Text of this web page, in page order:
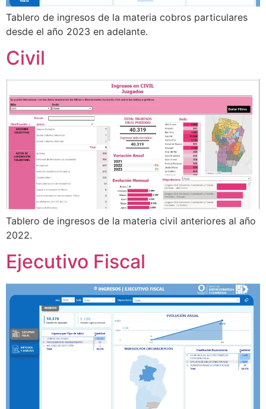
Tablero de ingresos de la materia cobros particulares
desde el año 2023 en adelante.
Civil
Tablero de ingresos de la materia civil anteriores al año
2022.
Ejecutivo Fiscal